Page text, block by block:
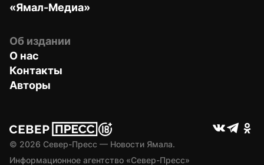
«Ямал-Медиа»
Об издании
О нас
Контакты
Авторы
© 2026 Север-Пресс — Новости Ямала.
Информационное агентство «Север-Пресс»